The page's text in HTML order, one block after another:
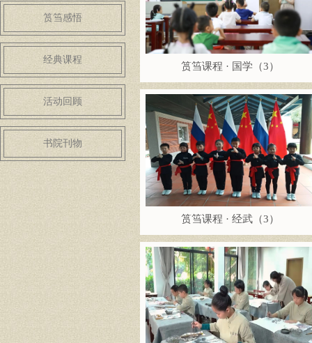
筼筜感悟
经典课程
活动回顾
书院刊物
筼筜课程 · 国学（3）
筼筜课程 · 经武（3）